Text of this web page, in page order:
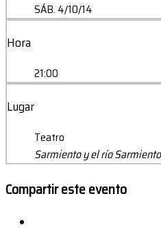
SÁB. 4/10/14
Hora
21:00
Lugar
Teatro
Sarmiento y el río
Compartir este evento